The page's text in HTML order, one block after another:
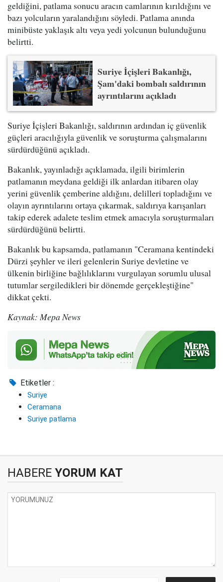
geldiğini, patlama sonucu aracın camlarının kırıldığını ve
bazı yolcuların yaralandığını söyledi. Patlama anında
minibüste yaklaşık altı veya yedi yolcunun bulunduğunu
belirtti.
Suriye İçişleri Bakanlığı,
Şam'daki bombalı saldırının
ayrıntılarını açıkladı
Suriye İçişleri Bakanlığı, saldırının ardından iç güvenlik
güçleri aracılığıyla güvenlik ve soruşturma çalışmalarını
sürdürdüğünü açıkladı.
Bakanlık, yayınladığı açıklamada, ilgili birimlerin
patlamanın meydana geldiği ilk anlardan itibaren olay
yerini güvenlik çemberine aldığını, delilleri topladığını ve
olayın ayrıntılarını ortaya çıkarmak, saldırıya karışanları
takip ederek adalete teslim etmek amacıyla soruşturmaları
sürdürdüğünü belirtti.
Bakanlık bu kapsamda, patlamanın "Ceramana kentindeki
Dürzi şeyhler ve ileri gelenlerin Suriye devletine ve
ülkenin birliğine bağlılıklarını vurgulayan sorumlu ulusal
tutumlar sergiledikleri bir dönemde gerçekleştiğine"
dikkat çekti.
Kaynak: Mepa News
Etiketler :
Suriye
Ceramana
Suriye patlama
HABERE YORUM KAT